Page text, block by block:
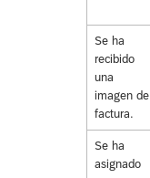
Se ha
recibido
una
imagen de
factura.
Se ha
asignado